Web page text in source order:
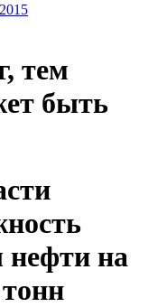
тем
быть
нефти на